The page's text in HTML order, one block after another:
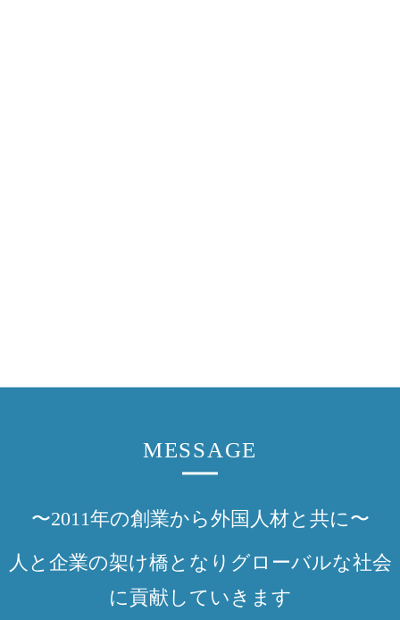
MESSAGE
〜2011年の創業から外国人材と共に〜
人と企業の架け橋となりグローバルな社会
に貢献していきます